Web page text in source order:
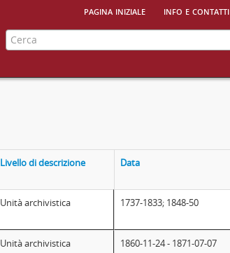
pagina iniziale info e contatti
Livello di descrizione Data
Unità archivistica 1737-1833; 1848-50
Unità archivistica 1860-11-24 - 1871-07-07